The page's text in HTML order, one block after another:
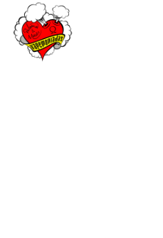
Saltar
contenido